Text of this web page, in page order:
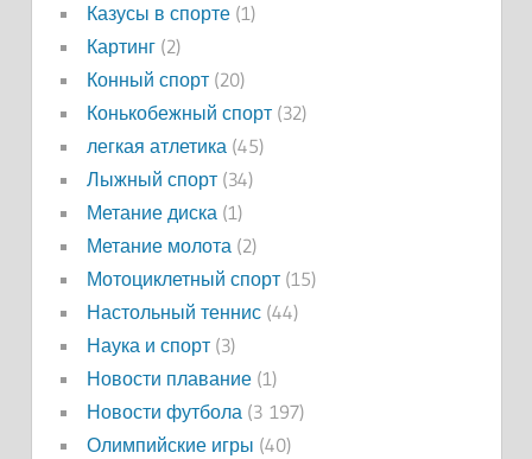
Казусы в спорте(1)
Картинг(2)
Конный спорт(20)
Конькобежный спорт(32)
легкая атлетика(45)
Лыжный спорт(34)
Метание диска(1)
Метание молота(2)
Мотоциклетный спорт(15)
Настольный теннис(44)
Наука и спорт(3)
Новости плавание(1)
Новости футбола(3 197)
Олимпийские игры (40)